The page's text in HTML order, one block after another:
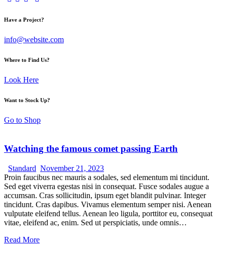
Have a Project?
info@website.com
Where to Find Us?
Look Here
Want to Stock Up?
Go to Shop
Watching the famous comet passing Earth
Standard November 21, 2023
Proin faucibus nec mauris a sodales, sed elementum mi tincidunt.
Sed eget viverra egestas nisi in consequat. Fusce sodales augue a
accumsan. Cras sollicitudin, ipsum eget blandit pulvinar. Integer
tincidunt. Cras dapibus. Vivamus elementum semper nisi. Aenean
vulputate eleifend tellus. Aenean leo ligula, porttitor eu, consequat
vitae, eleifend ac, enim. Sed ut perspiciatis, unde omnis…
Read More